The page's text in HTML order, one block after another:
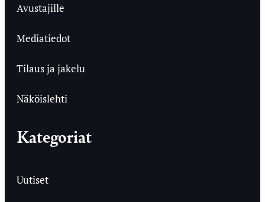
Avustajille
Mediatiedot
Tilaus ja jakelu
Näköislehti
Kategoriat
Uutiset